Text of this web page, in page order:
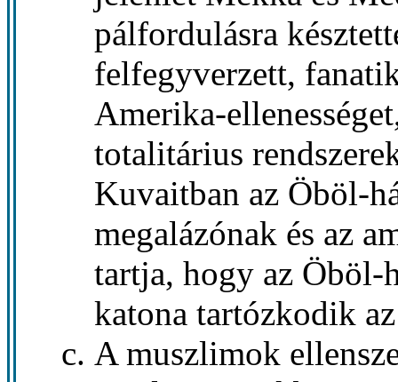
pálfordulásra
felfegyverzett,
Amerika-
totalitárius
Kuvaitban az Öböl-
megalázónak és az
tartja, hogy az Öböl-
katona tartózkodik
A muszlimok